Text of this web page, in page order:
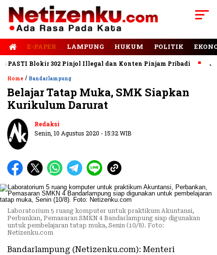
E-PAPER LAMPUNG HUKUM POLITIK
Blokir 302 Pinjol Illegal dan Konten Pinjam Pribadi Jalan
Home / Bandarlampung
Belajar Tatap Muka, SMK Siapkan
Kurikulum Darurat
Redaksi
Senin, 10 Agustus 2020 - 15:32 WIB
Laboratorium 5 ruang komputer untuk praktikum Akuntansi,
Perbankan, Pemasaran SMKN 4 Bandarlampung siap digunakan
untuk pembelajaran tatap muka, Senin (10/8). Foto:
Netizenku.com
Bandarlampung (Netizenku.com): Menteri